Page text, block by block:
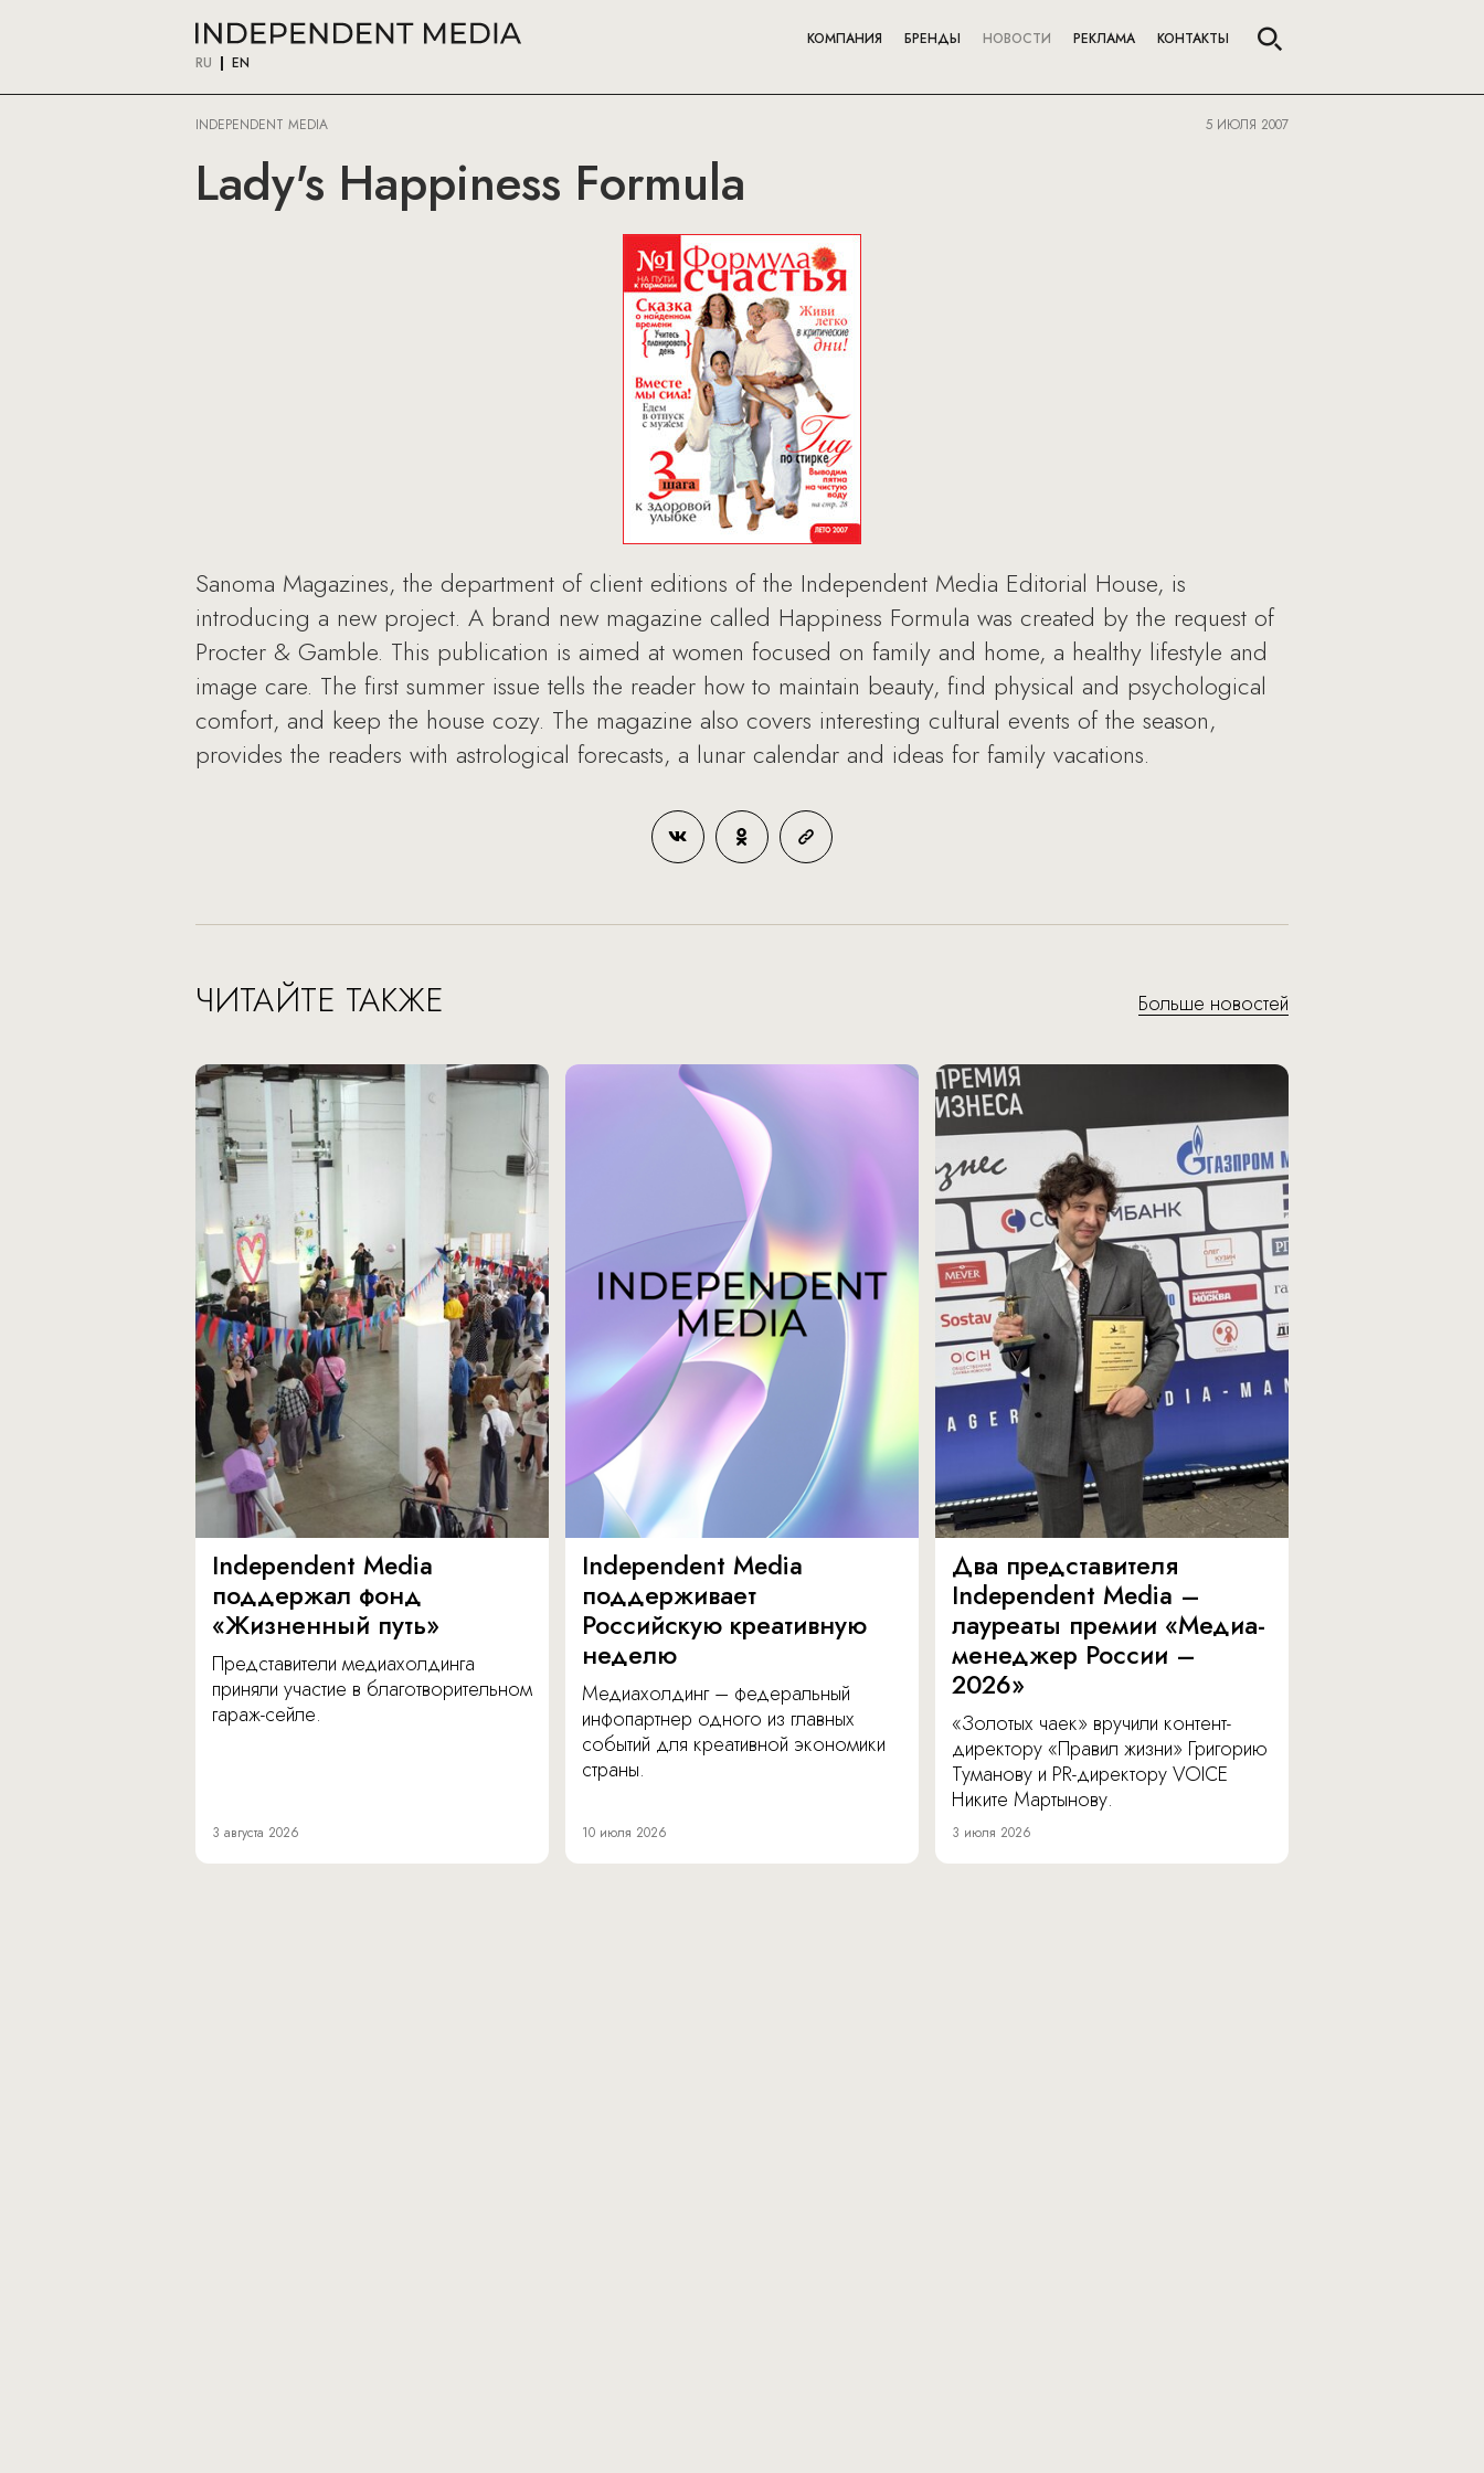
RU EN
КОМПАНИЯ БРЕНДЫ НОВОСТИ РЕКЛАМА КОНТАКТЫ
INDEPENDENT MEDIA 5 ИЮЛЯ 2007
Lady's Happiness Formula
Sanoma Magazines, the department of client editions of the Independent Media Editorial House, is
introducing a new project. A brand new magazine called Happiness Formula was created by the request of
Procter & Gamble. This publication is aimed at women focused on family and home, a healthy lifestyle and
image care. The first summer issue tells the reader how to maintain beauty, find physical and psychological
comfort, and keep the house cozy. The magazine also covers interesting cultural events of the season,
provides the readers with astrological forecasts, a lunar calendar and ideas for family vacations.
ЧИТАЙТЕ ТАКЖЕ Больше новостей
Independent Media
поддержал фонд
«Жизненный путь»
Представители медиахолдинга
приняли участие в благотворительном
гараж-сейле.
3 августа 2026
Independent Media
поддерживает
Российскую креативную
неделю
Медиахолдинг – федеральный
инфопартнер одного из главных
событий для креативной экономики
страны.
10 июля 2026
Два представителя
Independent Media –
лауреаты премии «Медиа-
менеджер России –
2026»
«Золотых чаек» вручили контент-
директору «Правил жизни» Григорию
Туманову и PR-директору VOICE
Никите Мартынову.
3 июля 2026